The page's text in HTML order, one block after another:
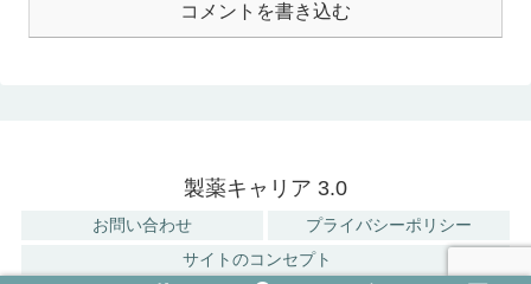
コメントを書き込む
製薬キャリア 3.0
お問い合わせ
プライバシーポリシー
サイトのコンセプト